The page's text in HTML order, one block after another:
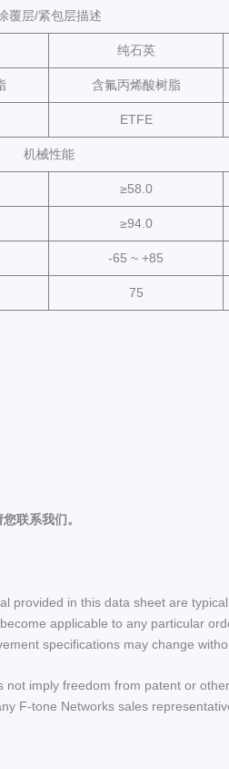
覆层/紧包层描述
纯石英
含氟丙烯酸树脂
ETFE
机械性能
≥58.0
≥94.0
-65 ~ +85
75
联系我们。
provided in this data sheet are
applicable to any particular
specifications may change
imply freedom from patent or
F-tone Networks sales